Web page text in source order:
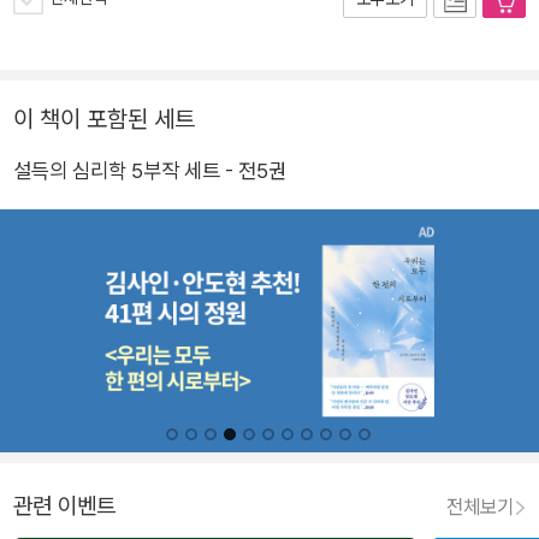
이 책이 포함된 세트
설득의 심리학 5부작 세트 - 전5권
관련 이벤트 전체보기